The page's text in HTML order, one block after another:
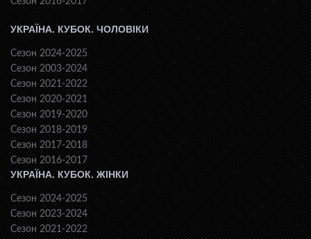
УКРАЇНА. КУБОК. ЧОЛОВІКИ
Сезон 2024-2025
Сезон 2003-2024
Сезон 2021-2022
Сезон 2020-2021
Сезон 2019-2020
Сезон 2018-2019
Сезон 2017-2018
Сезон 2016-2017
УКРАЇНА. КУБОК. ЖІНКИ
Сезон 2024-2025
Сезон 2023-2024
Сезон 2021-2022